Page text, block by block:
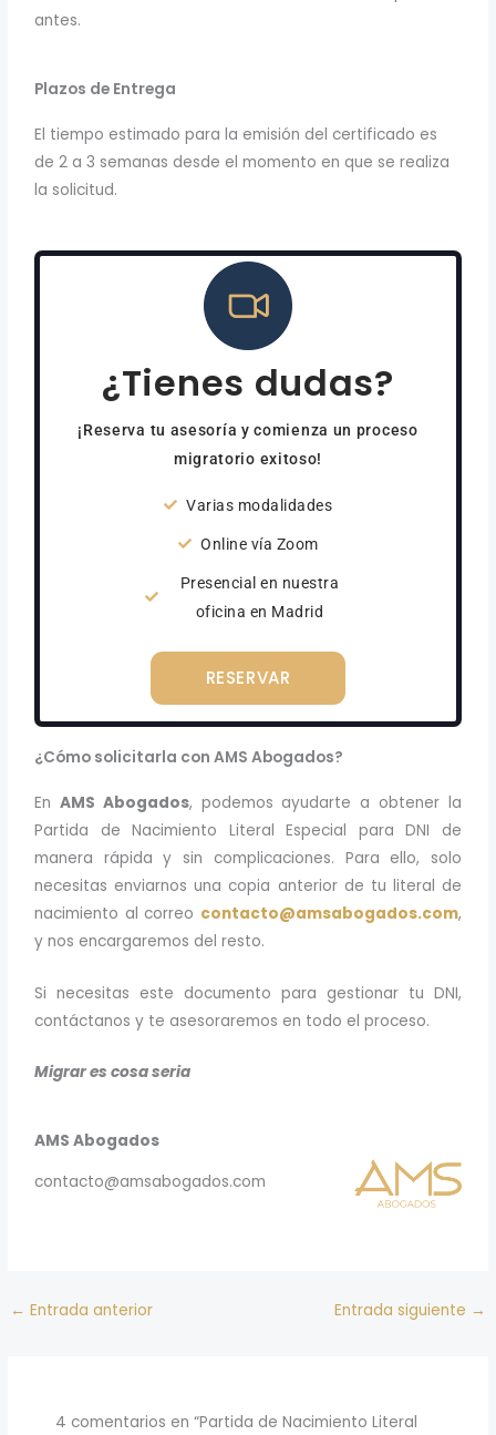
antes.
Plazos de Entrega
El tiempo estimado para la emisión del certificado es
de 2 a 3 semanas desde el momento en que se realiza
la solicitud.
¿Tienes dudas?
¡Reserva tu asesoría y comienza un proceso
migratorio exitoso!
Varias modalidades
Online vía Zoom
Presencial en nuestra
oficina en Madrid
RESERVAR
¿Cómo solicitarla con AMS Abogados?
En AMS Abogados, podemos ayudarte a obtener la
Partida de Nacimiento Literal Especial para DNI de
manera rápida y sin complicaciones. Para ello, solo
necesitas enviarnos una copia anterior de tu literal de
nacimiento al correo contacto@amsabogados.com,
y nos encargaremos del resto.
Si necesitas este documento para gestionar tu DNI,
contáctanos y te asesoraremos en todo el proceso.
Migrar es cosa seria
AMS Abogados
contacto@amsabogados.com
← Entrada anterior Entrada siguiente →
4 comentarios en “Partida de Nacimiento Literal